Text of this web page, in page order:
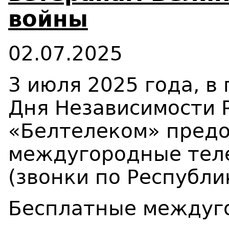
войны
02.07.2025
3 июля 2025 года, в
Дня Независимости
«Белтелеком»
междугородные
(звонки по
Бесплатные